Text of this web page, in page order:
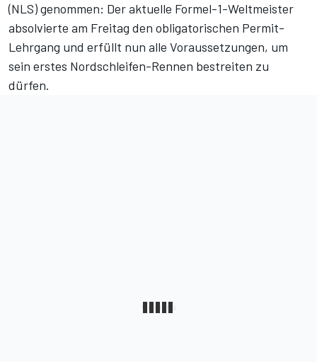
(NLS) genommen: Der aktuelle Formel-1-Weltmeister
absolvierte am Freitag den obligatorischen Permit-
Lehrgang und erfüllt nun alle Voraussetzungen, um
sein erstes Nordschleifen-Rennen bestreiten zu
dürfen.